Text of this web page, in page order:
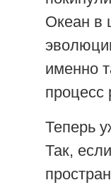
Океан в
именно
процесс
Теперь
Так,